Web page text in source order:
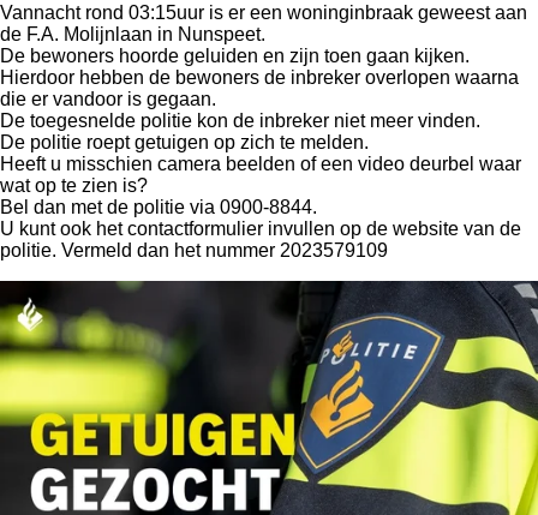
Vannacht rond 03:15uur is er een woninginbraak geweest aan
de F.A. Molijnlaan in Nunspeet.
De bewoners hoorde geluiden en zijn toen gaan kijken.
Hierdoor hebben de bewoners de inbreker overlopen waarna
die er vandoor is gegaan.
De toegesnelde politie kon de inbreker niet meer vinden.
De politie roept getuigen op zich te melden.
Heeft u misschien camera beelden of een video deurbel waar
wat op te zien is?
Bel dan met de politie via 0900-8844.
U kunt ook het contactformulier invullen op de website van de
politie. Vermeld dan het nummer 2023579109